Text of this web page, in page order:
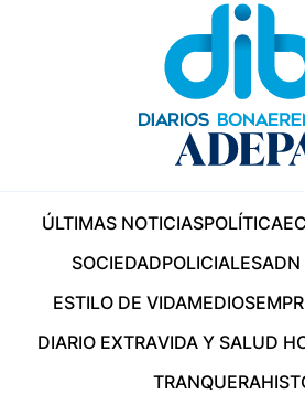
ÚLTIMAS NOTICIASPOLÍTICA
SOCIEDADPOLICIALESADN
ESTILO DE VIDAMEDIOS
DIARIO EXTRAVIDA Y SALUD
TRANQUERA